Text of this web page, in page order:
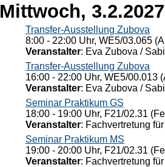
Mittwoch, 3.2.2027
Transfer-Ausstellung Zubova
8:00 - 22:00 Uhr, WE5/03.065
Veranstalter: Eva Zubova /
Transfer-Ausstellung Zubova
16:00 - 22:00 Uhr, WE5/00.013
Veranstalter: Eva Zubova /
Seminar Praktikum GS
18:00 - 19:00 Uhr, F21/02.31
Veranstalter: Fachvertretung
Seminar Praktikum MS
19:00 - 20:00 Uhr, F21/02.31
Veranstalter: Fachvertretung